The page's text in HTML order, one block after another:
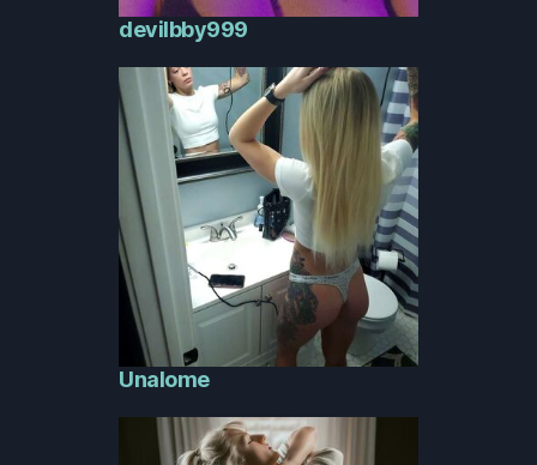
devilbby999
Unalome